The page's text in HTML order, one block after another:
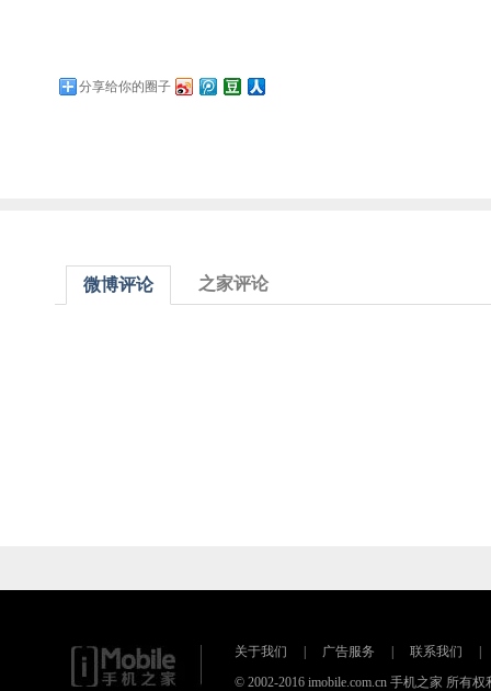
分享给你的圈子
微博评论 之家评论
关于我们 广告服务 联系我们
© 2002-2016 imobile.com.cn 手机之家 所有权